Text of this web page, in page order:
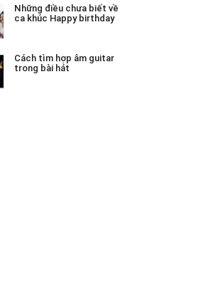
Những điều chưa biết về
ca khúc Happy birthday
Cách tìm hợp âm guitar
trong bài hát